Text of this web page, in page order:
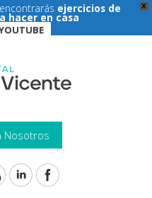
X
ejercicios de
hacer en casa
Nosotros